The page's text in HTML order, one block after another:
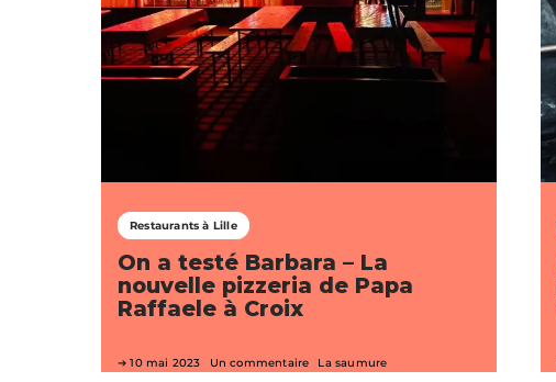
Restaurants à Lille
On a testé Barbara – La
nouvelle pizzeria de Papa
Raffaele à Croix
10 mai 2023 Un commentaire La saumure